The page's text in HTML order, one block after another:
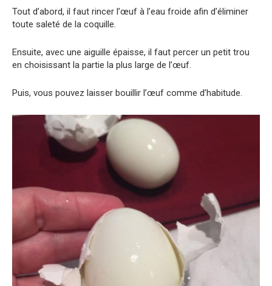
Tout d’abord, il faut rincer l’œuf à l’eau froide afin d’éliminer
toute saleté de la coquille.
Ensuite, avec une aiguille épaisse, il faut percer un petit trou
en choisissant la partie la plus large de l’œuf.
Puis, vous pouvez laisser bouillir l’œuf comme d’habitude.